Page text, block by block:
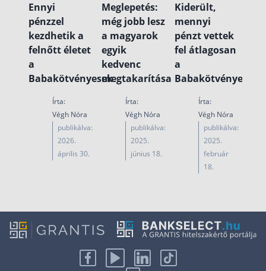
Ennyi
pénzzel
kezdhetik a
felnőtt életet
a
Babakötvényesek
Írta:
Végh Nóra
publikálva:
2026.
április 30.
Meglepetés:
még jobb lesz
a magyarok
egyik
kedvenc
megtakarítása
Írta:
Végh Nóra
publikálva:
2025.
június 18.
Kiderült,
mennyi
pénzt vettek
fel átlagosan
a
Babakötvényesek
Írta:
Végh Nóra
publikálva:
2025.
február
18.